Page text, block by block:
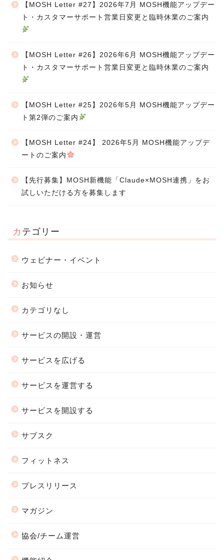
【MOSH Letter #27】2026年7月 MOSH機能アップデー
ト・カスタマーサポート営業日変更と臨時休業のご案内
【MOSH Letter #26】2026年6月 MOSH機能アップデー
ト・カスタマーサポート営業日変更と臨時休業のご案内
【MOSH Letter #25】2026年5月 MOSH機能アップデー
ト第2弾のご案内
【MOSH Letter #24】 2026年5月 MOSH機能アップデ
ートのご案内
【先行募集】MOSH新機能「Claude×MOSH連携」をお
試しいただける方を募集します
カテゴリー
ウェビナー・イベント
お知らせ
カテゴリなし
サービスの開設・運営
サービスを広げる
サービスを運営する
サービスを開設する
サブスク
フィットネス
プレスリリース
マガジン
協会/チーム運営